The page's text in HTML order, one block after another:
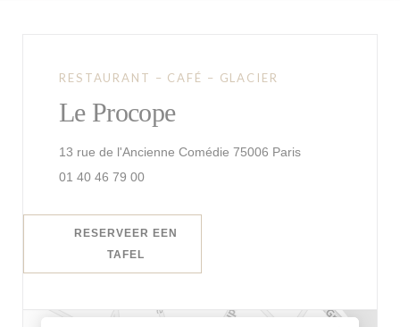
RESTAURANT – CAFÉ – GLACIER
Le Procope
13 rue de l'Ancienne Comédie 75006 Paris((opent in een
01 40 46 79 00
RESERVEER EEN
TAFEL